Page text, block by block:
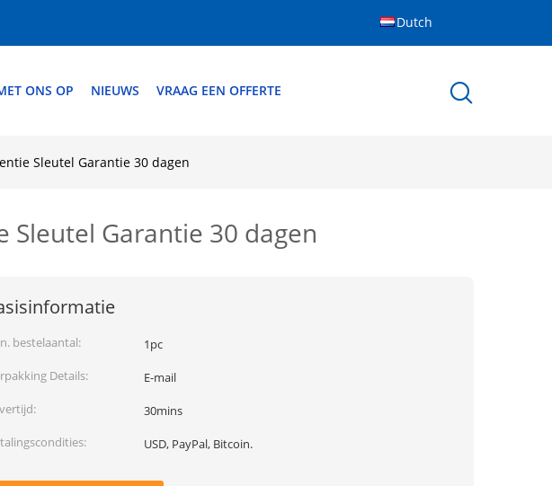
Dutch
ONS OP NIEUWS VRAAG EEN OFFERTE
Sleutel Garantie 30 dagen
Sleutel Garantie 30 dagen
bestelaantal:
1pc
Details:
E-mail
30mins
USD, PayPal, Bitcoin.